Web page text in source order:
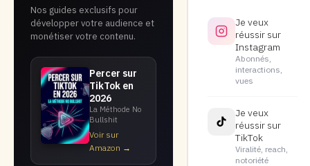
Nos guides exclusifs pour
développer votre audience et
monétiser votre contenu.
Percer sur
TikTok en
2026
La Méthode No
Bullshit
Voir sur
Amazon →
Je veux
réussir sur
Instagram
Abonnés,
interactions,
vues
Je veux
réussir sur
TikTok
Viralité, reach,
notoriété